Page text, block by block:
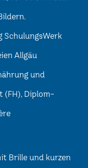
SchulungsWerk
Allgäu
und
(FH), Diplom-